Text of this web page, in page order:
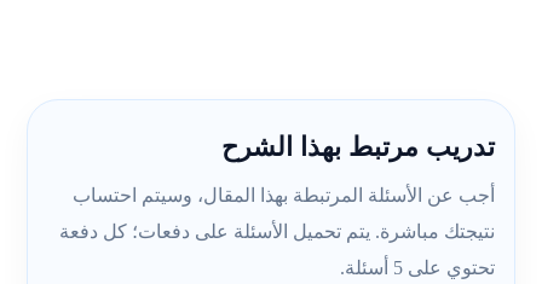
تدريب مرتبط بهذا الشرح
أجب عن الأسئلة المرتبطة بهذا المقال، وسيتم احتساب
نتيجتك مباشرة. يتم تحميل الأسئلة على دفعات؛ كل دفعة
تحتوي على 5 أسئلة.